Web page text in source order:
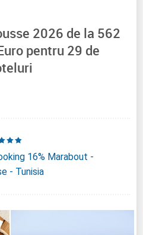
2026 de la 562
pentru 29 de
16% Marabout -
- Tunisia